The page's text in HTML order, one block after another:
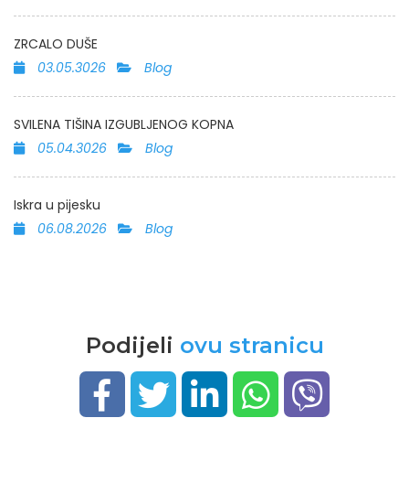
ZRCALO DUŠE
03.05.3026
Blog
SVILENA TIŠINA IZGUBLJENOG KOPNA
05.04.3026
Blog
Iskra u pijesku
06.08.2026
Blog
Podijeli ovu stranicu